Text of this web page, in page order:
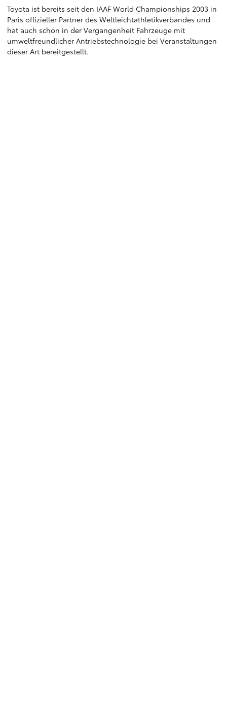
Toyota ist bereits seit den IAAF World Championships 2003 in
Paris offizieller Partner des Weltleichtathletikverbandes und
hat auch schon in der Vergangenheit Fahrzeuge mit
umweltfreundlicher Antriebstechnologie bei Veranstaltungen
dieser Art bereitgestellt.